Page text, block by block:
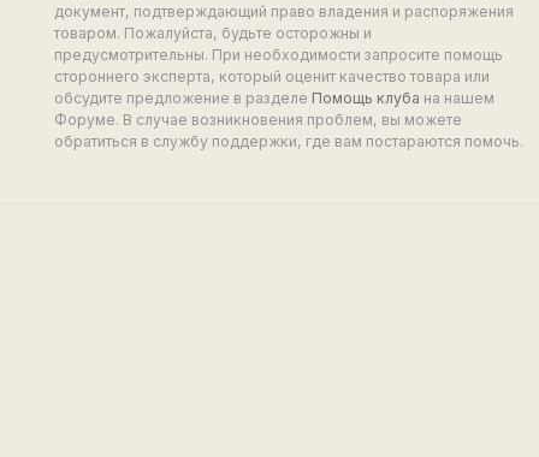
документ, подтверждающий право владения и распоряжения
товаром. Пожалуйста, будьте осторожны и
предусмотрительны. При необходимости запросите помощь
стороннего эксперта, который оценит качество товара или
обсудите предложение в разделе Помощь клуба на нашем
Форуме. В случае возникновения проблем, вы можете
обратиться в службу поддержки, где вам постараются помочь.